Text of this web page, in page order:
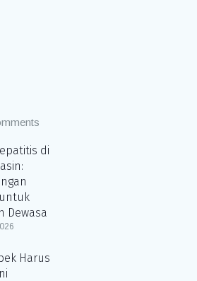
di
Dewasa
Harus